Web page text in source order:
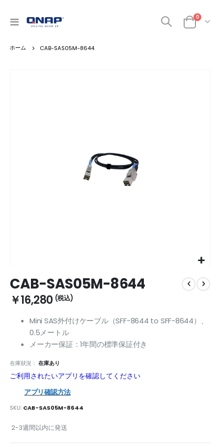
ナ
呼
カート
0商品
CAB-SAS05M-8644
to
the
beginning
images
gallery
CAB-SAS05M-8644
￥16,280
Mini SAS外付けケーブル（SFF-8644 to SFF-8644）、
0.5メートル
メーカー保証：1年間の標準保証付き
在庫狀況： 在庫あり
ご利用されたいアプリを確認してください
アプリ確認方法
SKU CAB-SAS05M-8644
2-3週間以内に発送